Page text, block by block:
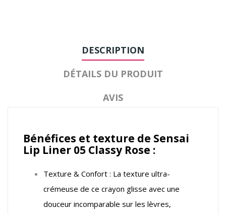
DESCRIPTION
DÉTAILS DU PRODUIT
AVIS
Bénéfices et texture de Sensai
Lip Liner 05 Classy Rose :
Texture & Confort : La texture ultra-
crémeuse de ce crayon glisse avec une
douceur incomparable sur les lèvres,